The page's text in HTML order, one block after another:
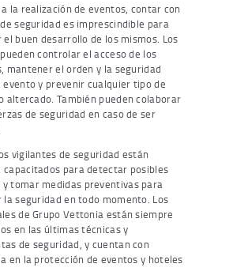
la realización de eventos, contar con
seguridad es imprescindible para
buen desarrollo de los mismos. Los
controlar el acceso de los
mantener el orden y la seguridad
y prevenir cualquier tipo de
altercado. También pueden colaborar
de seguridad en caso de ser
vigilantes de seguridad están
para detectar posibles
y tomar medidas preventivas para
seguridad en todo momento. Los
de Grupo Vettonia están siempre
en las últimas técnicas y
de seguridad, y cuentan con
en la protección de eventos y hoteles